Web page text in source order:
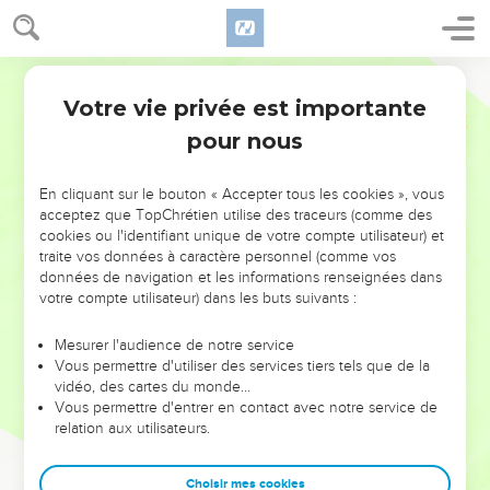
NE MANQUEZ PAS L’ÉVÉNEMENT
DE L’ANNÉE !
ET SI LEURS ERREURS POUVAIENT VOUS ÉVITER LES
VOTRES ?
leur foi ou leur vision. Mais on voit moins les doutes, les erreurs
et les saisons difficiles qu'ils ont traversés, alors même que ce
sont elles qui les ont façonnés.
Dans cette conférence, leaders, entrepreneurs, et responsables
clés pour avancer avec plus de sagesse afin que leurs erreurs
Votre vie privée est importante
pour nous
En cliquant sur le bouton « Accepter tous les cookies », vous
acceptez que TopChrétien utilise des traceurs (comme des
cookies ou l'identifiant unique de votre compte utilisateur) et
traite vos données à caractère personnel (comme vos
données de navigation et les informations renseignées dans
votre compte utilisateur) dans les buts suivants :
Mesurer l'audience de notre service
Vous permettre d'utiliser des services tiers tels que de la
vidéo, des cartes du monde…
Vous permettre d'entrer en contact avec notre service de
relation aux utilisateurs.
Choisir mes cookies